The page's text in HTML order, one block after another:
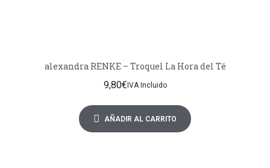
alexandra RENKE – Troquel La Hora del Té
9,80€IVA Incluido
AÑADIR AL CARRITO